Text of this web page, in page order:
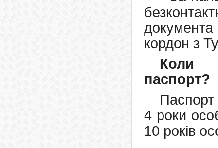
кордон з
Коли
паспорт?
4 роки
10 років